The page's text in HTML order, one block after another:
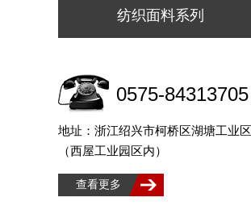
纺织面料系列
0575-84313705
地址：浙江绍兴市柯桥区湖塘工业区
（西屋工业园区内）
查看更多